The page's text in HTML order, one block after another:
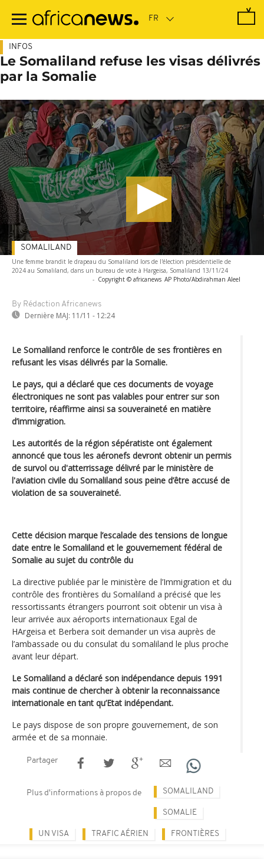
contenu
INFOS
Le Somaliland refuse les visas délivrés
par la Somalie
Une femme brandit le drapeau du Somaliland lors de l'élection présidentielle de
2024 au Somaliland, dans un bureau de vote à Hargeisa, Somaliland 13/11/24
- Copyright © africanews AP Photo/Abdirahman Aleel
By Rédaction Africanews
Dernière MAJ: 11/11 - 12:24
SOMALILAND
Le Somaliland renforce le contrôle de ses frontières en
refusant les visas délivrés par la Somalie.
Le pays, qui a déclaré que ces documents de voyage
électroniques ne sont pas valables pour entrer sur son
territoire, réaffirme ainsi sa souveraineté en matière
d’immigration.
Les autorités de la région sépératiste ont également
annoncé que tous les aéronefs devront obtenir un permis
de survol ou d'atterrissage délivré par le ministère de
l'aviation civile du Somaliland sous peine d’être accusé de
violation de sa souveraineté.
Cette décision marque l’escalade des tensions de longue
date entre le Somaliland et le gouvernement fédéral de
Somalie au sujet du contrôle du
La directive publiée par le ministère de l’Immigration et du
contrôle des frontières du Somaliland a précisé que les
ressortissants étrangers pourront soit obtenir un visa à
leur arrivée aux aéroports internationaux Egal de
HArgeisa et Berbera soit demander un visa auprès de
l’ambassade ou du consulat du somaliland le plus proche
avant leur départ.
Le Somaliland a déclaré son indépendance depuis 1991
mais continue de chercher à obtenir la reconnaissance
internationale en tant qu’Etat indépendant.
Le pays dispose de son propre gouvernement, de son
armée et de sa monnaie.
Partager
Plus d'informations à propos de SOMALILAND
SOMALIE
UN VISA TRAFIC AÉRIEN FRONTIÈRES